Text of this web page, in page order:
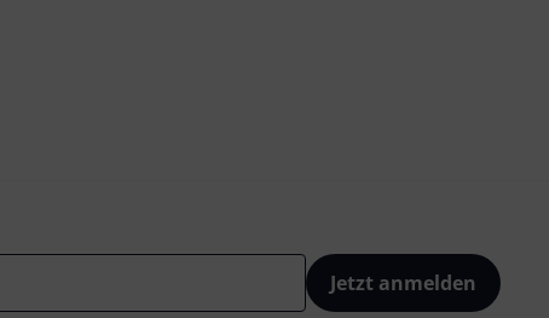
Jetzt anmelden